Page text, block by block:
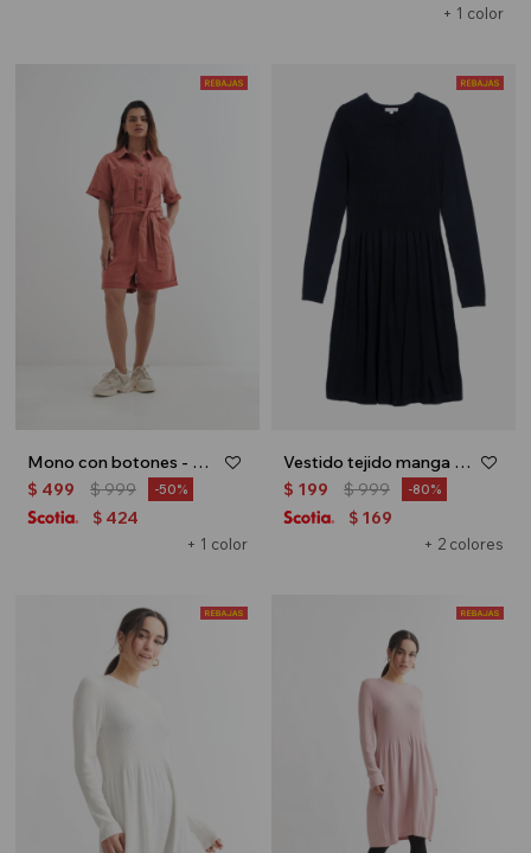
+ 1 color
Mono con botones - Lacre
+ 1 color
$ 499 $999 50
$ 424
Vestido tejido manga larga - Azul marino
+ 2 colores
$ 199 $999 80
$ 169